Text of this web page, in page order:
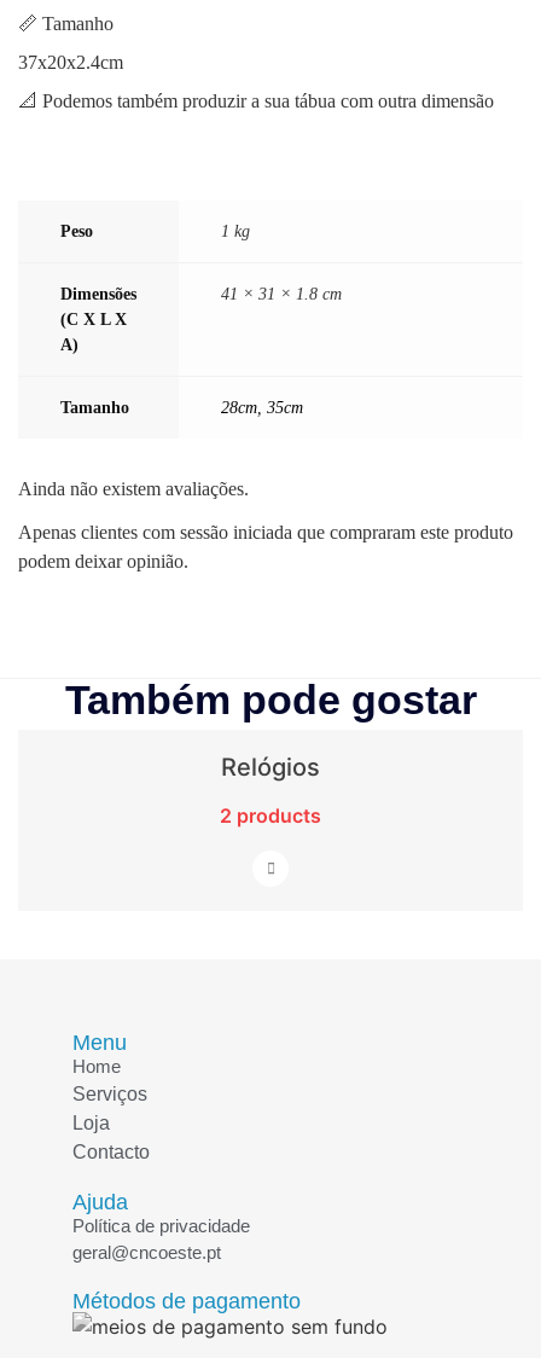
📏 Tamanho
37x20x2.4cm
📐 Podemos também produzir a sua tábua com outra dimensão
Peso 1 kg
Dimensões
(C X L X
A)
41 × 31 × 1.8 cm
Tamanho 28cm 35cm
Ainda não existem avaliações.
Apenas clientes com sessão iniciada que compraram este produto
podem deixar opinião.
Também pode gostar
Relógios
2 products
Menu
Home
Serviços
Loja
Contacto
Ajuda
Política de privacidade
geral@cncoeste.pt
Métodos de pagamento